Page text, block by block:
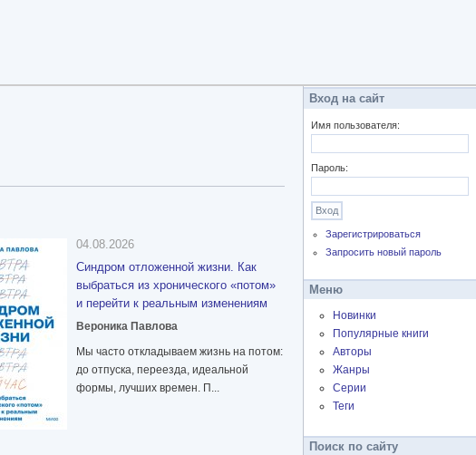
04.08.2026
Синдром отложенной жизни. Как
выбраться из хронического «потом»
и перейти к реальным изменениям
Вероника Павлова
Мы часто откладываем жизнь на потом:
до отпуска, переезда, идеальной
формы, лучших времен. П...
Вход на сайт
Имя пользователя:
Пароль:
Зарегистрироваться
Запросить новый пароль
Меню
Новинки
Популярные книги
Авторы
Жанры
Серии
Теги
Поиск по сайту